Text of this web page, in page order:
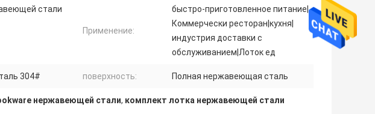
стали
Применение:
быстро-приготовленное питание|
Коммерчески ресторан|кухня|
индустрия доставки с
обслуживанием|Лоток ед
304# поверхность: Полная нержавеющая сталь
нержавеющей стали, комплект лотка нержавеющей стали